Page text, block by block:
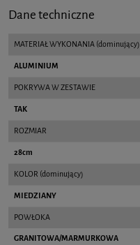
Dane techniczne
MATERIAŁ WYKONANIA (dominujący)
ALUMINIUM
POKRYWA W ZESTAWIE
TAK
ROZMIAR
28cm
KOLOR (dominujący)
MIEDZIANY
POWŁOKA
GRANITOWA/MARMURKOWA